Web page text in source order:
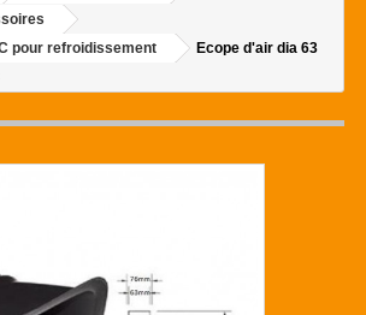
pour refroidissement
Ecope d'air dia 63